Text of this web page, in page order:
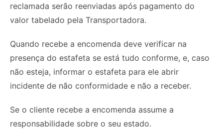
reclamada serão reenviadas após pagamento do
valor tabelado pela Transportadora.
Quando recebe a encomenda deve verificar na
presença do estafeta se está tudo conforme, e, caso
não esteja, informar o estafeta para ele abrir
incidente de não conformidade e não a receber.
Se o cliente recebe a encomenda assume a
responsabilidade sobre o seu estado.